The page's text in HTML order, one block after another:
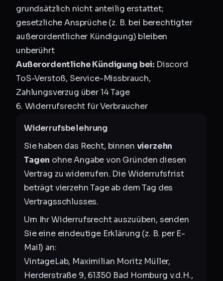
grundsätzlich nicht anteilig erstattet;
gesetzliche Ansprüche (z. B. bei berechtigter
außerordentlicher Kündigung) bleiben
unberührt
Außerordentliche Kündigung bei: Discord
ToS-Verstoß, Service-Missbrauch,
Zahlungsverzug über 14 Tage
6. Widerrufsrecht für Verbraucher
Widerrufsbelehrung
Sie haben das Recht, binnen vierzehn
Tagen ohne Angabe von Gründen diesen
Vertrag zu widerrufen. Die Widerrufsfrist
beträgt vierzehn Tage ab dem Tag des
Vertragsschlusses.
Um Ihr Widerrufsrecht auszuüben, senden
Sie eine eindeutige Erklärung (z. B. per E-
Mail) an:
VintageLab, Maximilian Moritz Müller,
Herderstraße 9, 61350 Bad Homburg v.d.H.,